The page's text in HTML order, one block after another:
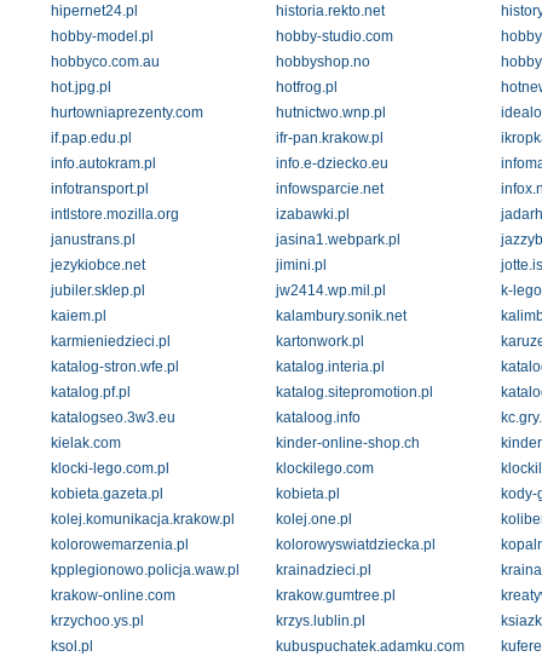
hipernet24.pl
historia.rekto.net
hobby-model.pl
hobby-studio.com
hobbyco.com.au
hobbyshop.no
hot.jpg.pl
hotfrog.pl
hurtowniaprezenty.com
hutnictwo.wnp.pl
if.pap.edu.pl
ifr-pan.krakow.pl
info.autokram.pl
info.e-dziecko.eu
infotransport.pl
infowsparcie.net
intlstore.mozilla.org
izabawki.pl
janustrans.pl
jasina1.webpark.pl
jezykiobce.net
jimini.pl
jubiler.sklep.pl
jw2414.wp.mil.pl
k-
kaiem.pl
kalambury.sonik.net
karmieniedzieci.pl
kartonwork.pl
katalog-stron.wfe.pl
katalog.interia.pl
katalog.pf.pl
katalog.sitepromotion.pl
katalogseo.3w3.eu
kataloog.info
kielak.com
kinder-online-shop.ch
klocki-lego.com.pl
klockilego.com
kobieta.gazeta.pl
kobieta.pl
kody-
kolej.komunikacja.krakow.pl
kolej.one.pl
kolorowemarzenia.pl
kolorowyswiatdziecka.pl
kpplegionowo.policja.waw.pl
krainadzieci.pl
krakow-online.com
krakow.gumtree.pl
krzychoo.ys.pl
krzys.lublin.pl
ksol.pl
kubuspuchatek.adamku.com